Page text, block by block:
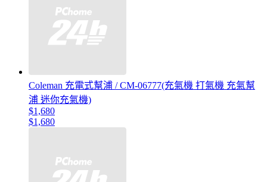
Coleman 充電式幫浦 / CM-06777(充氣機 打氣機 充氣幫
浦 迷你充氣機)
$1,680
$1,680